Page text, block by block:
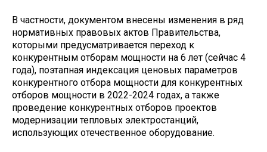
В частности, документом внесены изменения в ряд
нормативных правовых актов Правительства,
которыми предусматривается переход к
конкурентным отборам мощности на 6 лет (сейчас 4
года), поэтапная индексация ценовых параметров
конкурентного отбора мощности для конкурентных
отборов мощности в 2022-2024 годах, а также
проведение конкурентных отборов проектов
модернизации тепловых электростанций,
использующих отечественное оборудование.